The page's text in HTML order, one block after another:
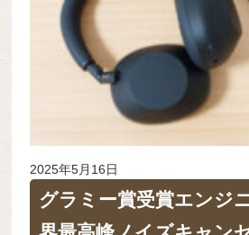
2025年5月16日
グラミー賞受賞エンジ